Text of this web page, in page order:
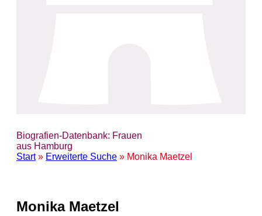
Biografien-Datenbank: Frauen
aus Hamburg
Start» Erweiterte Suche » Monika Maetzel
Monika Maetzel